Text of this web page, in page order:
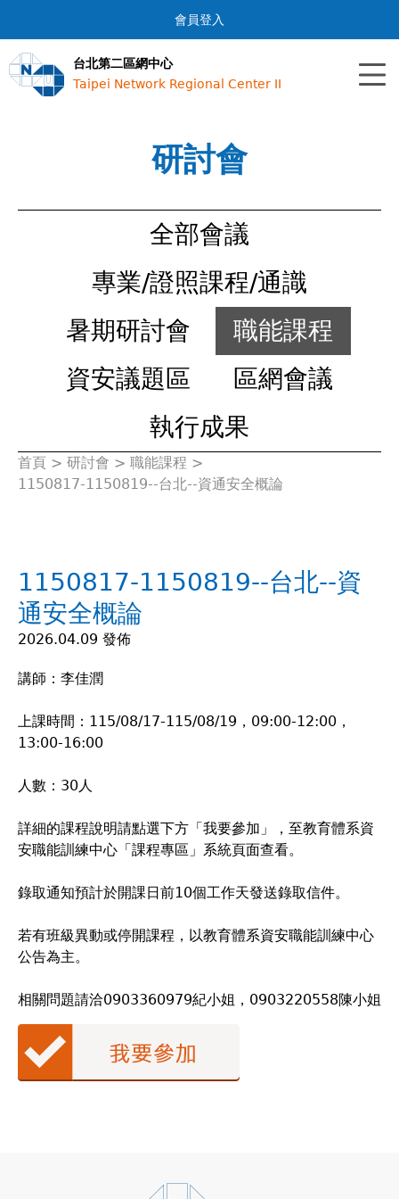
Jump to navigation
會員登入
台北第二區網中心
Taipei Network Regional Center II
研討會
全部會議
專業/證照課程/通識
暑期研討會
職能課程
資安議題區
區網會議
執行成果
您
裡
首頁 > 研討會 > 職能課程 >
1150817-1150819--台北--資通安全概論
1150817-1150819--台北--資
通安全概論
2026.04.09 發佈
講師：李佳潤
上課時間：115/08/17-115/08/19，09:00-12:00，
13:00-16:00
人數：30人
詳細的課程說明請點選下方「我要參加」，至教育體系資
安職能訓練中心「課程專區」系統頁面查看。
錄取通知預計於開課日前10個工作天發送錄取信件。
若有班級異動或停開課程，以教育體系資安職能訓練中心
公告為主。
相關問題請洽0903360979紀小姐，0903220558陳小姐